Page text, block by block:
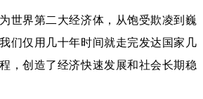
界第二大经济体，从饱受欺凌到巍
们仅用几十年时间就走完发达国家几
，创造了经济快速发展和社会长期稳